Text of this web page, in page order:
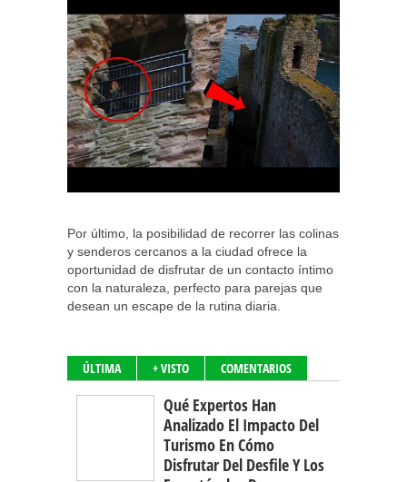
Por último, la posibilidad de recorrer las colinas
y senderos cercanos a la ciudad ofrece la
oportunidad de disfrutar de un contacto íntimo
con la naturaleza, perfecto para parejas que
desean un escape de la rutina diaria.
ÚLTIMA + VISTO COMENTARIOS
Qué Expertos Han
Analizado El Impacto Del
Turismo En Cómo
Disfrutar Del Desfile Y Los